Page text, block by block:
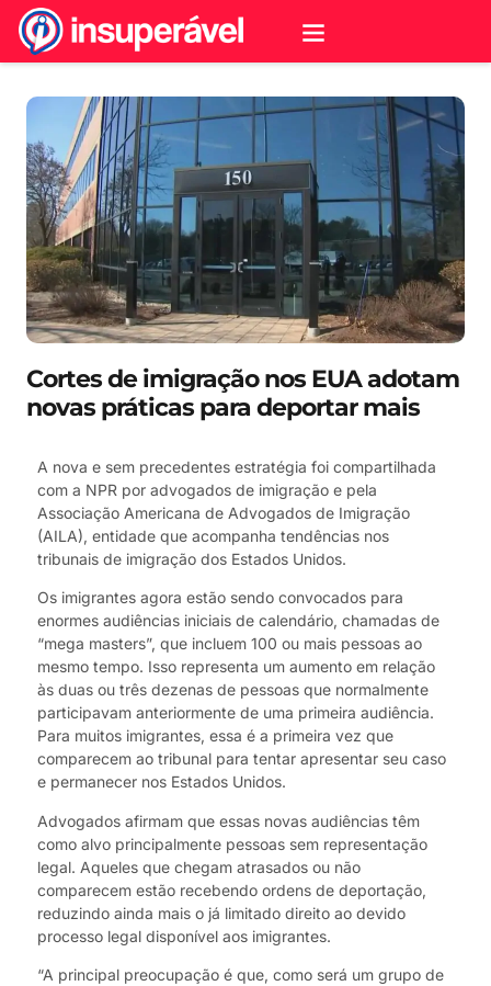
Cortes de imigração nos EUA adotam
novas práticas para deportar mais
A nova e sem precedentes estratégia foi compartilhada
com a NPR por advogados de imigração e pela
Associação Americana de Advogados de Imigração
(AILA), entidade que acompanha tendências nos
tribunais de imigração dos Estados Unidos.
Os imigrantes agora estão sendo convocados para
enormes audiências iniciais de calendário, chamadas de
“mega masters”, que incluem 100 ou mais pessoas ao
mesmo tempo. Isso representa um aumento em relação
às duas ou três dezenas de pessoas que normalmente
participavam anteriormente de uma primeira audiência.
Para muitos imigrantes, essa é a primeira vez que
comparecem ao tribunal para tentar apresentar seu caso
e permanecer nos Estados Unidos.
Advogados afirmam que essas novas audiências têm
como alvo principalmente pessoas sem representação
legal. Aqueles que chegam atrasados ou não
comparecem estão recebendo ordens de deportação,
reduzindo ainda mais o já limitado direito ao devido
processo legal disponível aos imigrantes.
“A principal preocupação é que, como será um grupo de